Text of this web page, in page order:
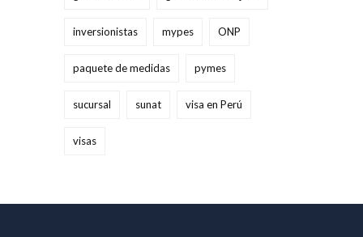
inversionistas mypes ONP
paquete de medidas pymes
sucursal sunat visa en Perú
visas